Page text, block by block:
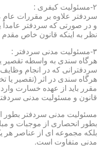
۲-مسئولیت کیفری :
سردفتر علاوه بر مقررات عام مندرج در قانون
و در صورتی که سردفتر
نظر به اینکه قانون خاص مقدم
۳-مسئولیت مدنی سردفتر :
هرگاه سندی به واسطه تقصیر
سردفترانی که در انجام
هرگاه سندی در اثر (تقصیر یا
مقرر باید از عهده خسارت وارد
قانون و مسئولیت مدنی
مسئولیت مدنی سردفتر بطور
بطور انحصاری از موجبات و
بلکه مجموعه ای از عناصر هر
مدنی متفاوت است.